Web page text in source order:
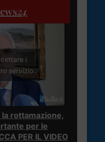
24
i
servizio
la rottamazione,
per le
PER IL VIDEO